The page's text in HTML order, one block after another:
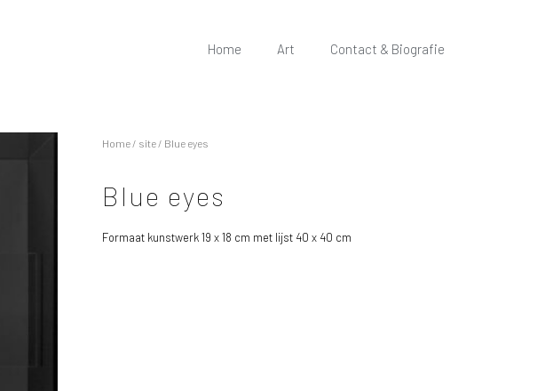
Home Art Contact & Biografie
Home / site / Blue eyes
Blue eyes
Formaat kunstwerk 19 x 18 cm met lijst 40 x 40 cm